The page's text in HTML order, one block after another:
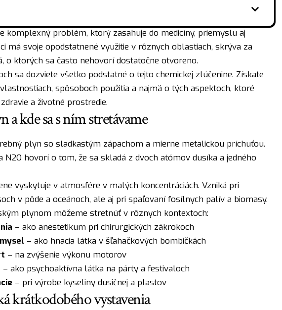
komplexný problém, ktorý zasahuje do medicíny, priemyslu aj
má svoje opodstatnené využitie v rôznych oblastiach, skrýva za
o ktorých sa často nehovorí dostatočne otvoreno.
sa dozviete všetko podstatné o tejto chemickej zlúčenine. Získate
spôsoboch použitia a najmä o tých aspektoch, ktoré
a životné prostredie.
a kde sa s ním stretávame
plyn so sladkastým zápachom a mierne metalickou príchuťou.
N2O hovorí o tom, že sa skladá z dvoch atómov dusíka a jedného
vyskytuje v atmosfére v malých koncentráciách. Vzniká pri
v pôde a oceánoch, ale aj pri spaľovaní fosílnych palív a biomasy.
plynom môžeme stretnúť v rôznych kontextoch:
– ako anestetikum pri chirurgických zákrokoch
– ako hnacia látka v šľahačkových bombičkách
– na zvýšenie výkonu motorov
– ako psychoaktívna látka na párty a festivaloch
– pri výrobe kyseliny dusičnej a plastov
krátkodobého vystavenia